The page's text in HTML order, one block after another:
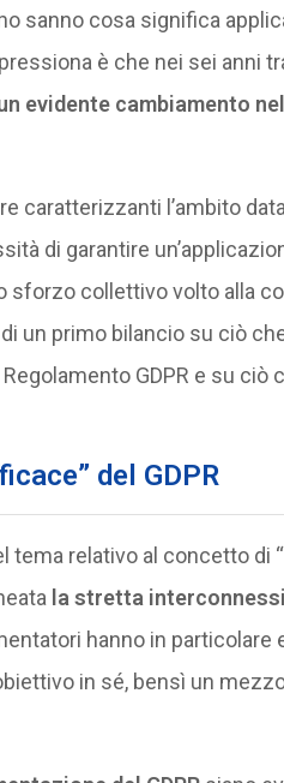
sanno cosa significa
è che nei sei anni
evidente cambiamento
caratterizzanti l’ambito
di garantire
sforzo collettivo volto alla
di un primo bilancio su ciò
GDPR e su ciò
del GDPR
relativo al concetto di
la stretta
hanno in particolare
in sé, bensì un